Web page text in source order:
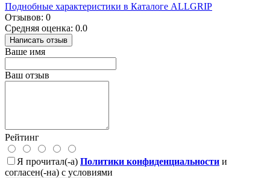
Поднобные характеристики в Каталоге ALLGRIP
Отзывов: 0
Средняя оценка: 0.0
Написать отзыв
Ваше имя
Ваш отзыв
Рейтинг
Я прочитал(-а) Политики конфиденциальности и
согласен(-на) с условиями